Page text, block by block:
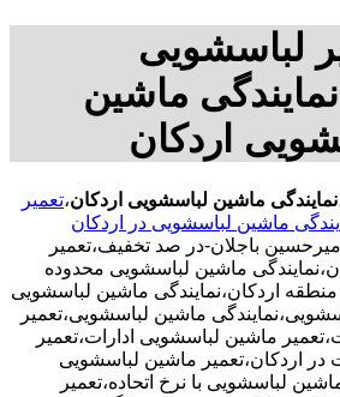
لباسشویی
ماشین
اردکان
نمایندگی ماشین لباسشویی اردکان،تعمیر
ماشین لباسشویی در اردکان
آقای امیرحسین باجلان-در صد تخفیف،تعمیر
ماشین لباسشویی محدوده
منطقه اردکان،نمایندگی ماشین لباسشویی
ماشین لباسشویی،تعمیر
ماشین لباسشویی ادارات،تعمیر
اردکان،تعمیر ماشین لباسشویی
لباسشویی با نرخ اتحاده،تعمیر